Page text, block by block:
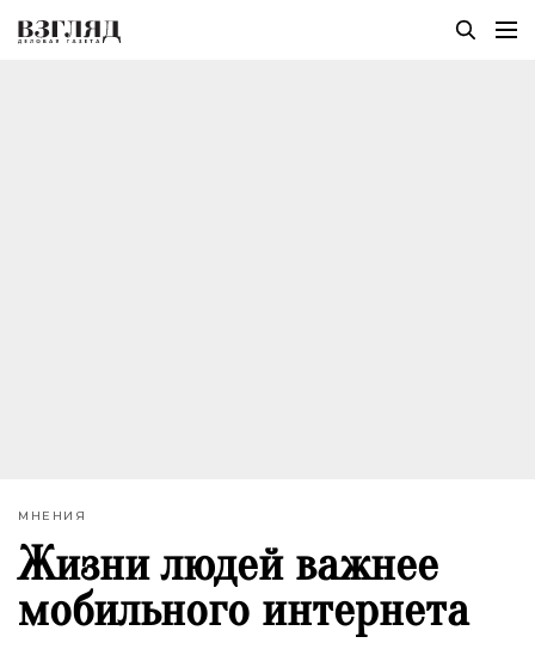
МНЕНИЯ
Жизни людей важнее
мобильного интернета